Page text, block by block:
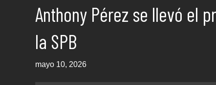
Anthony Pérez se llevó el
la SPB
mayo 10, 2026